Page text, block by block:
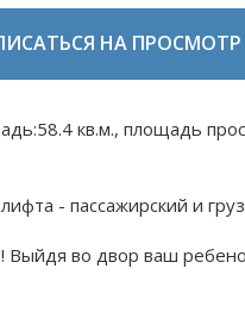
НА ПРОСМОТР
кв.м., площадь
- пассажирский и
во двор ваш